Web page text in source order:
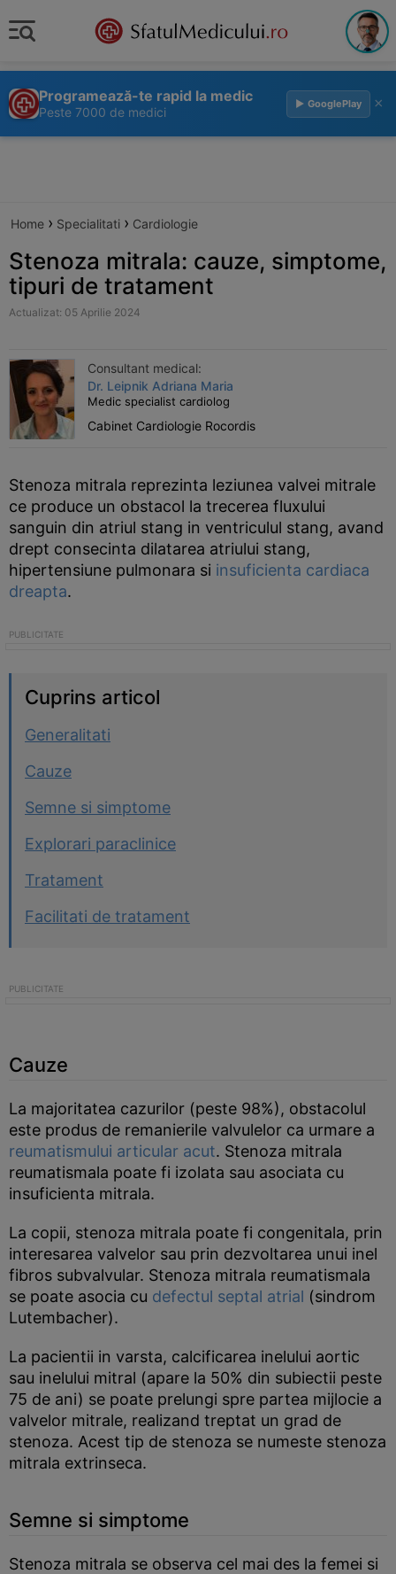
Programează-te rapid la medic
Peste 7000 de medici
▶ GooglePlay ×
Home › Specialitati › Cardiologie
Stenoza mitrala: cauze, simptome,
tipuri de tratament
Actualizat: 05 Aprilie 2024
Consultant medical:
Dr. Leipnik Adriana Maria
Medic specialist cardiolog
Cabinet Cardiologie Rocordis
Stenoza mitrala reprezinta leziunea valvei mitrale
ce produce un obstacol la trecerea fluxului
sanguin din atriul stang in ventriculul stang, avand
drept consecinta dilatarea atriului stang,
hipertensiune pulmonara si insuficienta cardiaca
dreapta.
Cuprins articol
Generalitati
Cauze
Semne si simptome
Explorari paraclinice
Tratament
Facilitati de tratament
Cauze
La majoritatea cazurilor (peste 98%), obstacolul
este produs de remanierile valvulelor ca urmare a
reumatismului articular acut. Stenoza mitrala
reumatismala poate fi izolata sau asociata cu
insuficienta mitrala.
La copii, stenoza mitrala poate fi congenitala, prin
interesarea valvelor sau prin dezvoltarea unui inel
fibros subvalvular. Stenoza mitrala reumatismala
se poate asocia cu defectul septal atrial (sindrom
Lutembacher).
La pacientii in varsta, calcificarea inelului aortic
sau inelului mitral (apare la 50% din subiectii peste
75 de ani) se poate prelungi spre partea mijlocie a
valvelor mitrale, realizand treptat un grad de
stenoza. Acest tip de stenoza se numeste stenoza
mitrala extrinseca.
Semne si simptome
Stenoza mitrala se observa cel mai des la femei si